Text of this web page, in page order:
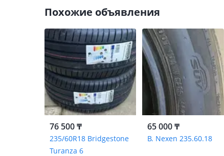
Похожие объявления
76 500 ₸
235/60R18 Bridgestone
Turanza 6
65 000 ₸
В. Nexen 235.60.18